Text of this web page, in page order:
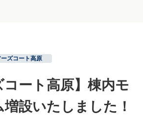
ズコート高原
コート高原】棟内モ
設いたしました！